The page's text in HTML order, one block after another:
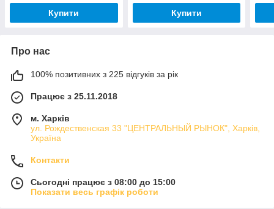
Купити Купити
Про нас
100% позитивних з 225 відгуків за рік
Працює з 25.11.2018
м. Харків
ул. Рождественская 33 "ЦЕНТРАЛЬНЫЙ РЫНОК", Харків,
Україна
Контакти
Сьогодні працює з 08:00 до 15:00
Показати весь графік роботи